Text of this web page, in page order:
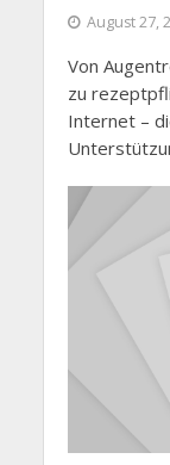
August 27,
Von
zu
Internet –